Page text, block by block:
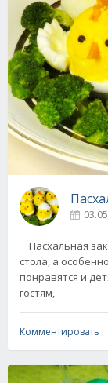
Пасхальная
стола, а
понравятся и
гостям,
Комментировать